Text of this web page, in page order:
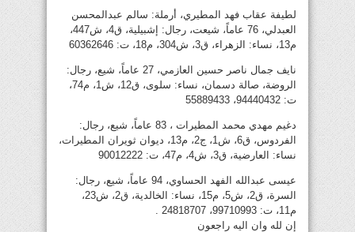
لطيفة عقاب فهد المطيري، أرملة: سالم عبدالمحسن
العبدلي، 76 عاماً، شيعت، رجال: إشبيلية، ق4، ش447،
م13، نساء: الزهراء، ق3، ش304، م18، ت: 60362646
نايف جمال ناصر حسين العازمي، 27 عاماً، شيع، رجال:
الروضة، صالة دسمان، نساء: سلوى، ق12، ش1، م74،
ت: 94440432، 55889433
دغيم مهدي محمد المطيرات ، 83 عاماً، شيع، رجال:
الفردوس، ق6، ش1، ج2، م13، ديوان ثويران المطيرات،
نساء: العارضية، ق3، ش4، م47، ت: 90012222
عيسى عبدالله الفهد الحساوي، 94 عاماً، شيع، رجال:
السرة، ق2، ش5، م15، نساء: الخالدية، ق2، ش23،
م11، ت: 99710993، 24818707 .
إن لله وان اليه راجعون